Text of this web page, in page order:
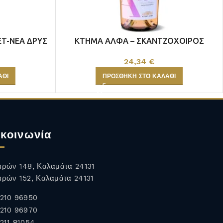
ΝΕΑ ΔΡΥΣ
ΚΤΗΜΑ ΑΛΦΑ – ΣΚΑΝΤΖΟΧΟΙΡΟΣ
24,34 €
ΠΡΟΣΘΉΚΗ ΣΤΟ ΚΑΛΆΘΙ
148, Καλαμάτα 24131
152, Καλαμάτα 24131
96950
96970